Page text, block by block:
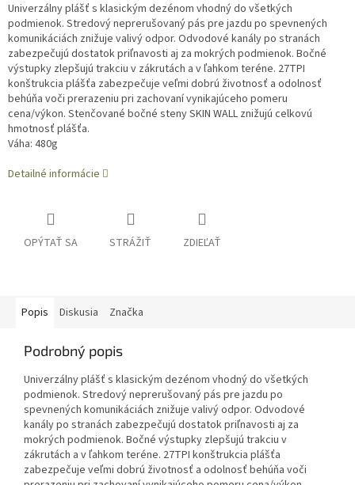
Univerzálny plášť s klasickým dezénom vhodný do všetkých
podmienok. Stredový neprerušovaný pás pre jazdu po spevnených
komunikáciách znižuje valivý odpor. Odvodové kanály po stranách
zabezpečujú dostatok priľnavosti aj za mokrých podmienok. Bočné
výstupky zlepšujú trakciu v zákrutách a v ľahkom teréne. 27TPI
konštrukcia plášťa zabezpečuje veľmi dobrú životnosť a odolnosť
behúňa voči prerazeniu pri zachovaní vynikajúceho pomeru
cena/výkon. Stenčované bočné steny SKIN WALL znižujú celkovú
hmotnosť plášťa.
Váha: 480g
Detailné informácie
OPÝTAŤ SA STRÁŽIŤ ZDIEĽAŤ
Popis Diskusia Značka
Podrobný popis
Univerzálny plášť s klasickým dezénom vhodný do všetkých
podmienok. Stredový neprerušovaný pás pre jazdu po
spevnených komunikáciách znižuje valivý odpor. Odvodové
kanály po stranách zabezpečujú dostatok priľnavosti aj za
mokrých podmienok. Bočné výstupky zlepšujú trakciu v
zákrutách a v ľahkom teréne. 27TPI konštrukcia plášťa
zabezpečuje veľmi dobrú životnosť a odolnosť behúňa voči